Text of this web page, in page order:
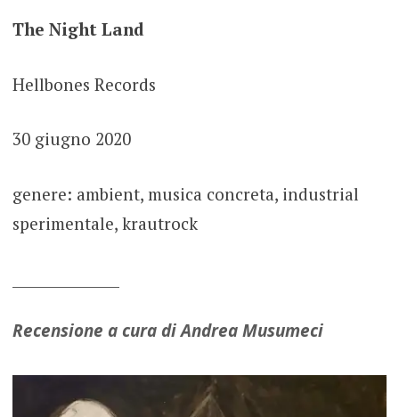
The Night Land
Hellbones Records
30 giugno 2020
genere: ambient, musica concreta, industrial
sperimentale, krautrock
Recensione a cura di Andrea Musumeci